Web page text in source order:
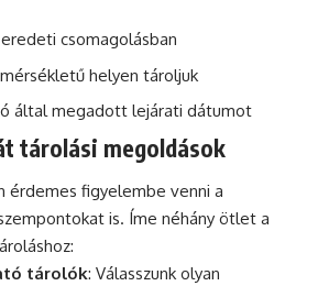
csomagolásban
helyen tároljuk
által megadott lejárati dátumot
tárolási megoldások
érdemes figyelembe venni a
is. Íme néhány ötlet a
tárolók: Válasszunk olyan